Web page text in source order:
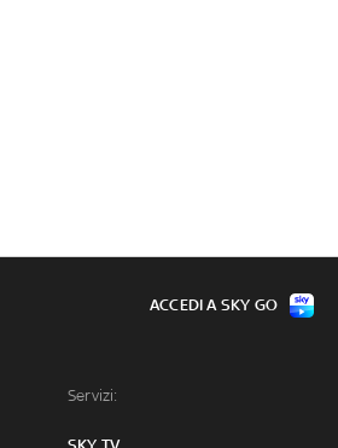
Servizi:
ACCEDI A SKY GO